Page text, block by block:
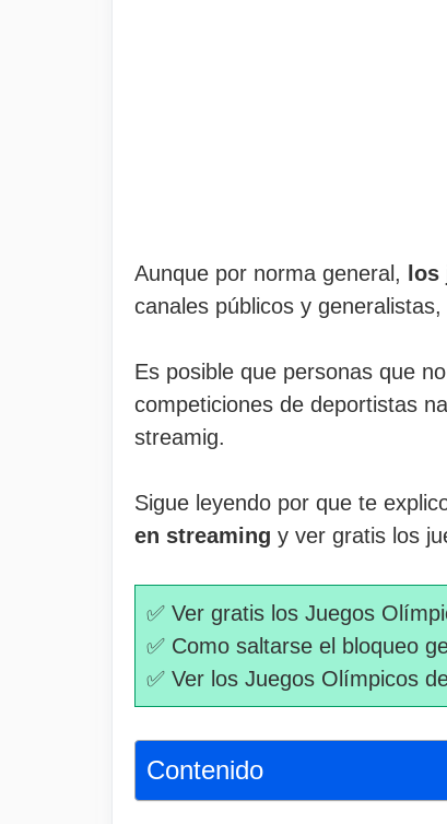
Aunque por norma general,
canales públicos y
Es posible que personas que
competiciones de deportistas
streamig.
Sigue leyendo por que te
en streaming y ver gratis los
✅ Ver gratis los Juegos
✅ Como saltarse el bloqueo
✅ Ver los Juegos Olímpicos
Contenido